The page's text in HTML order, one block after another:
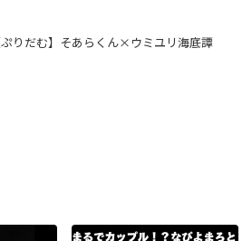
ぷりだむ】そあらくん×ウミユリ海底譚